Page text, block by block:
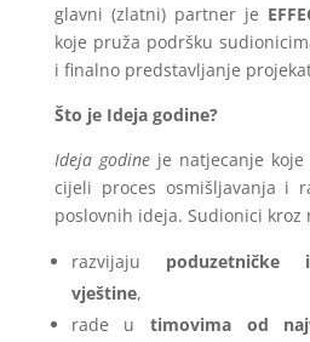
glavni (zlatni) partner je
koje pruža podršku
i finalno predstavljanje
Što je Ideja godine?
Ideja godineje natjecanje koje
cijeli proces osmišljavanja i
poslovnih ideja. Sudionici kroz
razvijaju poduzetničke
vještine,
rade u timovima od